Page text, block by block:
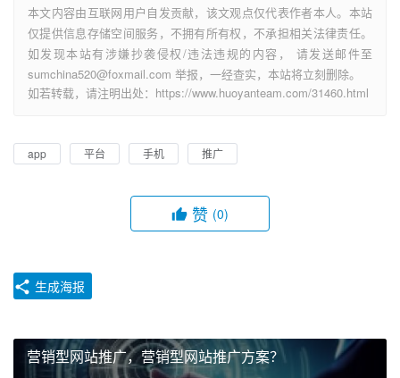
本文内容由互联网用户自发贡献，该文观点仅代表作者本人。本站
仅提供信息存储空间服务，不拥有所有权，不承担相关法律责任。
如发现本站有涉嫌抄袭侵权/违法违规的内容， 请发送邮件至
sumchina520@foxmail.com 举报，一经查实，本站将立刻删除。
如若转载，请注明出处：https://www.huoyanteam.com/31460.html
app 平台 手机 推广
赞 (0)
生成海报
营销型网站推广，营销型网站推广方案？